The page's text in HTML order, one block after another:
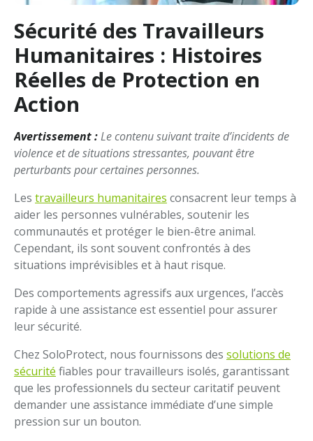
Sécurité des Travailleurs
Humanitaires : Histoires
Réelles de Protection en
Action
Avertissement :Le contenu suivant traite d’incidents de
violence et de situations stressantes, pouvant être
perturbants pour certaines personnes.
Les travailleurs humanitaires consacrent leur temps à
aider les personnes vulnérables, soutenir les
communautés et protéger le bien-être animal.
Cependant, ils sont souvent confrontés à des
situations imprévisibles et à haut risque.
Des comportements agressifs aux urgences, l’accès
rapide à une assistance est essentiel pour assurer
leur sécurité.
Chez SoloProtect, nous fournissons des solutions de
sécurité fiables pour travailleurs isolés, garantissant
que les professionnels du secteur caritatif peuvent
demander une assistance immédiate d’une simple
pression sur un bouton.